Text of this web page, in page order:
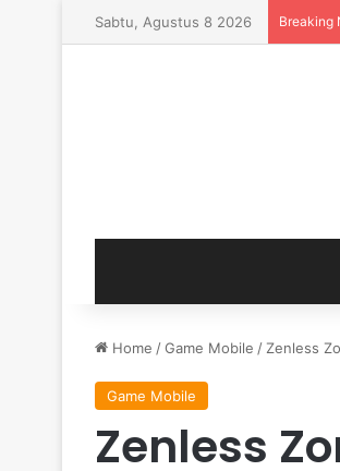
Sabtu, Agustus 8 2026 Breaking
Home /Game Mobile / Zenless
Game Mobile
Zenless